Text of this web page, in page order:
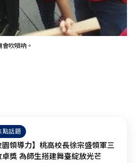
吹嗩吶。
點話題
園領導力】桃高校長徐宗盛領軍三
卓獎 為師生搭建舞臺綻放光芒